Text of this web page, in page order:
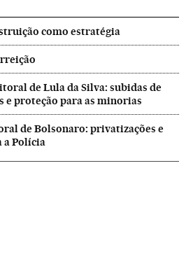
como estratégia
de Lula da Silva: subidas de
e proteção para as minorias
de Bolsonaro: privatizações e
a Polícia